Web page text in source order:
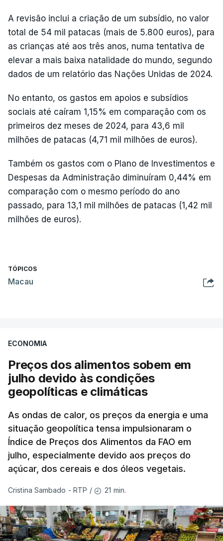
A revisão inclui a criação de um subsídio, no valor
total de 54 mil patacas (mais de 5.800 euros), para
as crianças até aos três anos, numa tentativa de
elevar a mais baixa natalidade do mundo, segundo
dados de um relatório das Nações Unidas de 2024.
No entanto, os gastos em apoios e subsídios
sociais até caíram 1,15% em comparação com os
primeiros dez meses de 2024, para 43,6 mil
milhões de patacas (4,71 mil milhões de euros).
Também os gastos com o Plano de Investimentos e
Despesas da Administração diminuíram 0,44% em
comparação com o mesmo período do ano
passado, para 13,1 mil milhões de patacas (1,42 mil
milhões de euros).
TÓPICOS
Macau
ECONOMIA
Preços dos alimentos sobem em
julho devido às condições
geopolíticas e climáticas
As ondas de calor, os preços da energia e uma
situação geopolítica tensa impulsionaram o
Índice de Preços dos Alimentos da FAO em
julho, especialmente devido aos preços do
açúcar, dos cereais e dos óleos vegetais.
Cristina Sambado - RTP / 21 min.